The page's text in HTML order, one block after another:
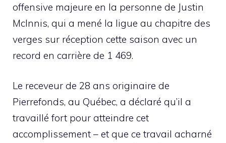
offensive majeure en la personne de Justin
McInnis, qui a mené la ligue au chapitre des
verges sur réception cette saison avec un
record en carrière de 1 469.
Le receveur de 28 ans originaire de
Pierrefonds, au Québec, a déclaré qu’il a
travaillé fort pour atteindre cet
accomplissement – ​​et que ce travail acharné